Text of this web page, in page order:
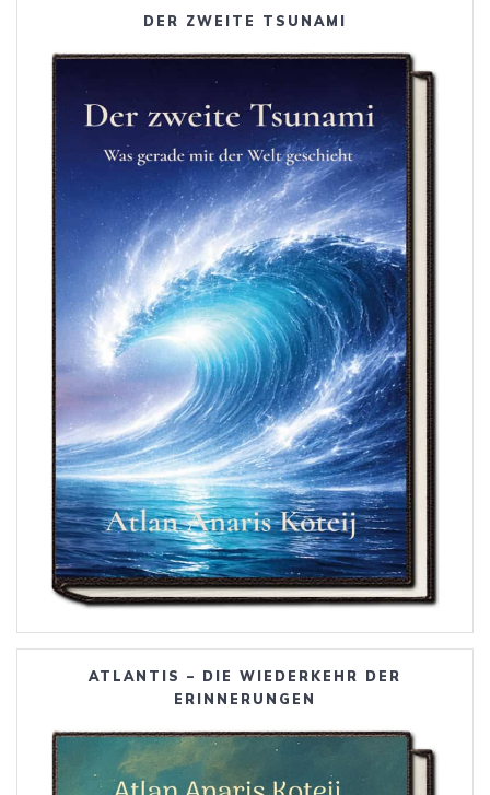
DER ZWEITE TSUNAMI
ATLANTIS – DIE WIEDERKEHR DER
ERINNERUNGEN